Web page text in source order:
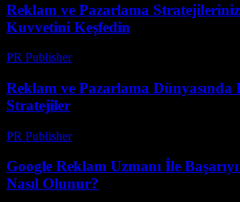
Reklam ve Pazarlama
Kuvvetini Keşfedin
PR Publisher-
Reklam ve Pazarlama Dünyasında
Stratejiler
PR Publisher-
Google Reklam Uzmanı İle
Nasıl Olunur?